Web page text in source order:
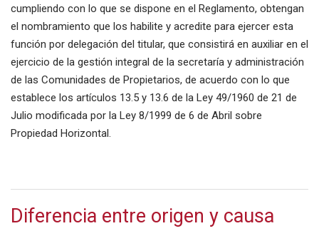
cumpliendo con lo que se dispone en el Reglamento, obtengan
el nombramiento que los habilite y acredite para ejercer esta
función por delegación del titular, que consistirá en auxiliar en el
ejercicio de la gestión integral de la secretaría y administración
de las Comunidades de Propietarios, de acuerdo con lo que
establece los artículos 13.5 y 13.6 de la Ley 49/1960 de 21 de
Julio modificada por la Ley 8/1999 de 6 de Abril sobre
Propiedad Horizontal.
Diferencia entre origen y causa